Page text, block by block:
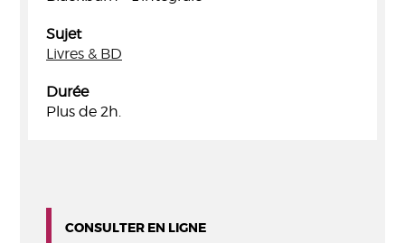
Sujet
Livres & BD
Durée
Plus de 2h.
CONSULTER EN LIGNE